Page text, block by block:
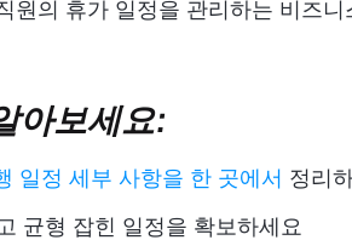
원의 휴가 일정을 관리하는 비즈
아보세요:
일정 세부 사항을 한 곳에서 정리
균형 잡힌 일정을 확보하세요